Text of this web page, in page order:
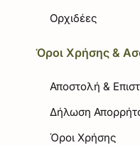
Ορχιδέες
Όροι Χρήσης &
Αποστολή &
Δήλωση
Όροι Χρήσης